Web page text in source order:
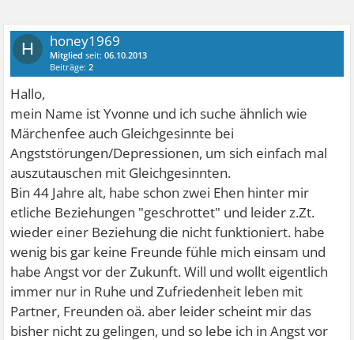
H honey1969
Mitglied seit:06.10.2013
Beiträge:2
Hallo,
mein Name ist Yvonne und ich suche ähnlich wie
Märchenfee auch Gleichgesinnte bei
Angststörungen/Depressionen, um sich einfach mal
auszutauschen mit Gleichgesinnten.
Bin 44 Jahre alt, habe schon zwei Ehen hinter mir
etliche Beziehungen "geschrottet" und leider z.Zt.
wieder einer Beziehung die nicht funktioniert. habe
wenig bis gar keine Freunde fühle mich einsam und
habe Angst vor der Zukunft. Will und wollt eigentlich
immer nur in Ruhe und Zufriedenheit leben mit
Partner, Freunden oä. aber leider scheint mir das
bisher nicht zu gelingen, und so lebe ich in Angst vor